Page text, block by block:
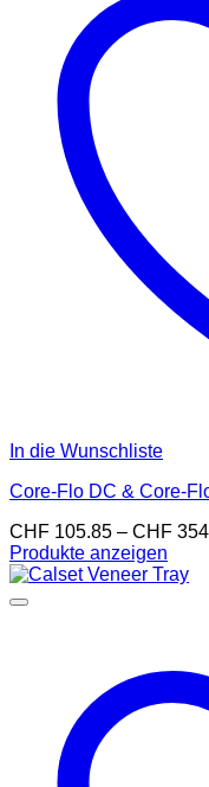
In die Wunschliste
Core-Flo DC & Core-
CHF 105.85 – CHF
Produkte anzeigen